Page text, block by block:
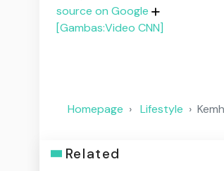
source on Google
[Gambas:Video CNN]
Homepage Lifestyle
Related